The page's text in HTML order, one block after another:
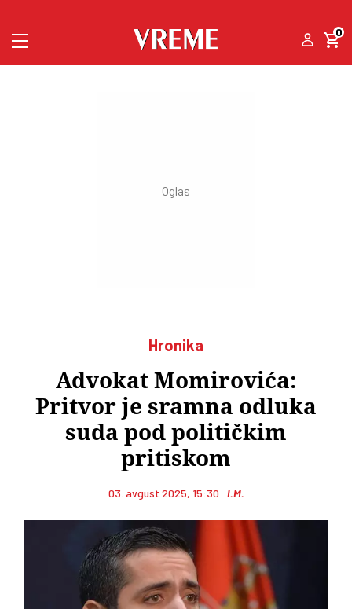
0
Hronika
Advokat Momirovića:
Pritvor je sramna odluka
suda pod političkim
pritiskom
03. avgust 2025, 15:30 I.M.